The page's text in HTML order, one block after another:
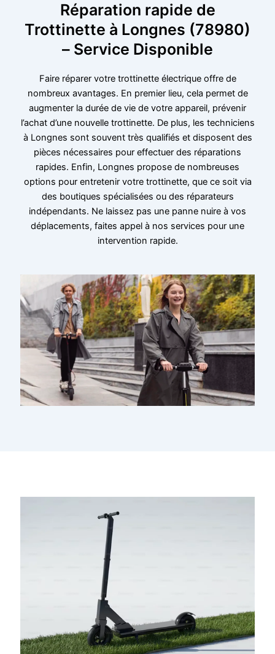
Réparation rapide de
Trottinette à Longnes (78980)
– Service Disponible
Faire réparer votre trottinette électrique offre de
nombreux avantages. En premier lieu, cela permet de
augmenter la durée de vie de votre appareil, prévenir
l’achat d’une nouvelle trottinette. De plus, les techniciens
à Longnes sont souvent très qualifiés et disposent des
pièces nécessaires pour effectuer des réparations
rapides. Enfin, Longnes propose de nombreuses
options pour entretenir votre trottinette, que ce soit via
des boutiques spécialisées ou des réparateurs
indépendants. Ne laissez pas une panne nuire à vos
déplacements, faites appel à nos services pour une
intervention rapide.